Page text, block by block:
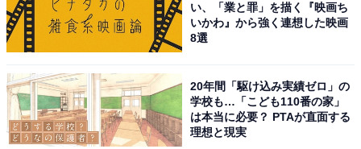
い、「業と罪」を描く『映画ち
いかわ』から強く連想した映画
8選
20年間「駆け込み実績ゼロ」の
学校も…「こども110番の家」
は本当に必要？ PTAが直面する
理想と現実